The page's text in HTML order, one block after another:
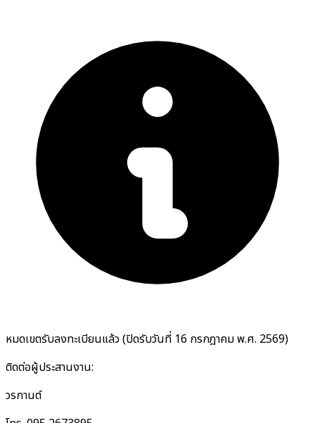
หมดเขตรับลงทะเบียนแล้ว (ปิดรับวันที่ 16 กรกฎาคม พ.ศ. 2569)
ติดต่อผู้ประสานงาน:
วรกานต์